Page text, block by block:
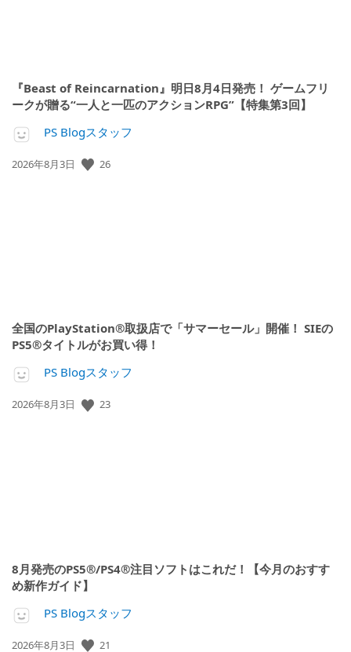
『Beast of Reincarnation』明日8月4日発売！ ゲームフリ
ークが贈る“一人と一匹のアクションRPG”【特集第3回】
PS Blogスタッフ
公
2026年8月3日 26
全国のPlayStation®取扱店で「サマーセール」開催！ SIEの
PS5®タイトルがお買い得！
PS Blogスタッフ
公
2026年8月3日 23
8月発売のPS5®/PS4®注目ソフトはこれだ！【今月のおすす
め新作ガイド】
PS Blogスタッフ
公
2026年8月3日 21